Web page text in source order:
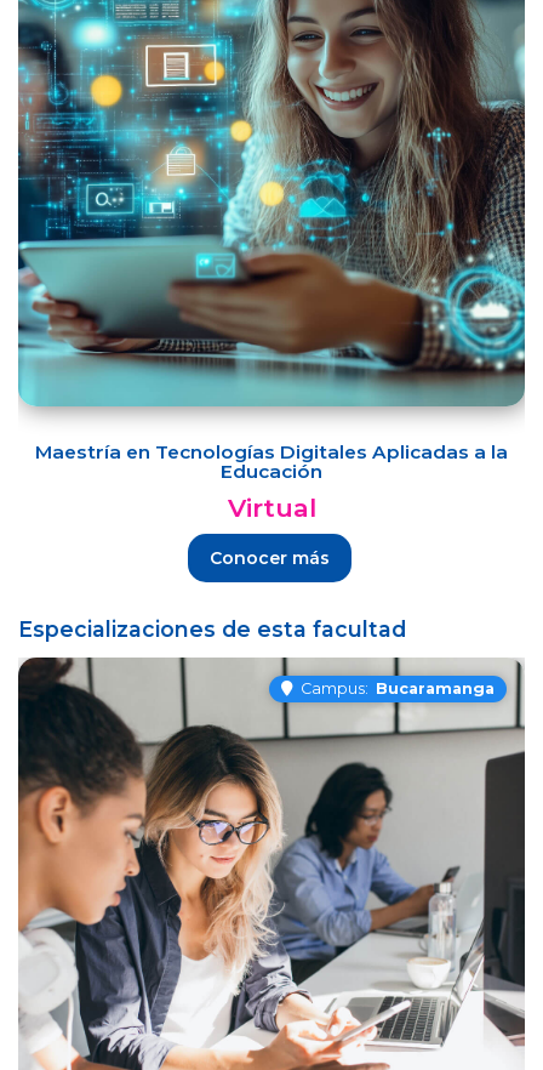
Maestría en Tecnologías Digitales Aplicadas a la
Educación
Virtual
Conocer más
Especializaciones de esta facultad
Campus: Bucaramanga